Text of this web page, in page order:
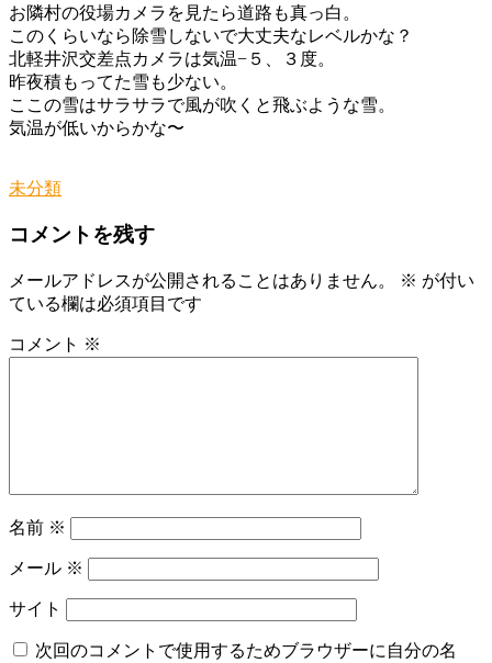
お隣村の役場カメラを見たら道路も真っ白。
このくらいなら除雪しないで大丈夫なレベルかな？
北軽井沢交差点カメラは気温−５、３度。
昨夜積もってた雪も少ない。
ここの雪はサラサラで風が吹くと飛ぶような雪。
気温が低いからかな〜
未分類
コメントを残す
メールアドレスが公開されることはありません。 ※ が付い
ている欄は必須項目です
コメント ※
名前 ※
メール ※
サイト
次回のコメントで使用するためブラウザーに自分の名